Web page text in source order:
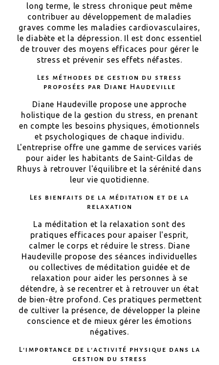
long terme, le stress chronique peut même
contribuer au développement de maladies
graves comme les maladies cardiovasculaires,
le diabète et la dépression. Il est donc essentiel
de trouver des moyens efficaces pour gérer le
stress et prévenir ses effets néfastes.
Les méthodes de gestion du stress
proposées par Diane Haudeville
Diane Haudeville propose une approche
holistique de la gestion du stress, en prenant
en compte les besoins physiques, émotionnels
et psychologiques de chaque individu.
L'entreprise offre une gamme de services variés
pour aider les habitants de Saint-Gildas de
Rhuys à retrouver l'équilibre et la sérénité dans
leur vie quotidienne.
Les bienfaits de la méditation et de la
relaxation
La méditation et la relaxation sont des
pratiques efficaces pour apaiser l'esprit,
calmer le corps et réduire le stress. Diane
Haudeville propose des séances individuelles
ou collectives de méditation guidée et de
relaxation pour aider les personnes à se
détendre, à se recentrer et à retrouver un état
de bien-être profond. Ces pratiques permettent
de cultiver la présence, de développer la pleine
conscience et de mieux gérer les émotions
négatives.
L'importance de l'activité physique dans la
gestion du stress